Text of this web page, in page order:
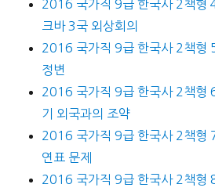
2016 국가직 9급 한국사 2책형
크바 3국 외상회의
2016 국가직 9급 한국사 2책형
정변
2016 국가직 9급 한국사 2책형
기 외국과의 조약
2016 국가직 9급 한국사 2책형
연표 문제
2016 국가직 9급 한국사 2책형